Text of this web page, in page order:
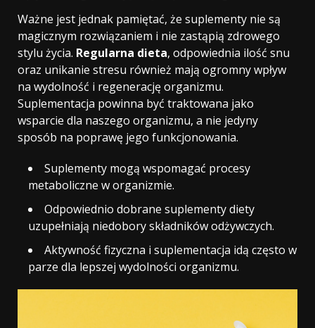
Ważne jest jednak pamiętać, że suplementy nie są
magicznym rozwiązaniem i nie zastąpią zdrowego
stylu życia. Regularna dieta, odpowiednia ilość snu
oraz unikanie stresu również mają ogromny wpływ
na wydolność i regenerację organizmu.
Suplementacja powinna być traktowana jako
wsparcie dla naszego organizmu, a nie jedyny
sposób na poprawę jego funkcjonowania.
Suplementy mogą wspomagać procesy
metaboliczne w organizmie.
Odpowiednio dobrane suplementy diety
uzupełniają niedobory składników odżywczych.
Aktywność fizyczna i suplementacja idą często w
parze dla lepszej wydolności organizmu.